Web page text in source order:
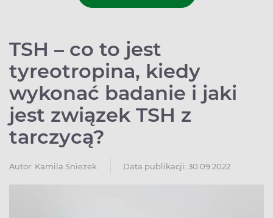
TSH – co to jest
tyreotropina, kiedy
wykonać badanie i jaki
jest związek TSH z
tarczycą?
Autor: Kamila Śnieżek Data publikacji: 30.09.2022